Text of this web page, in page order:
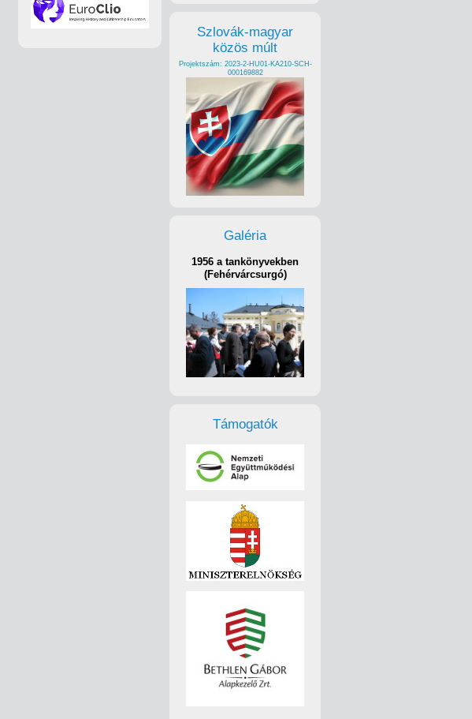
Szlovák-magyar
közös múlt
Projektszám: 2023-2-HU01-KA210-SCH-
000169882
Galéria
1956 a tankönyvekben
(Fehérvárcsurgó)
Támogatók